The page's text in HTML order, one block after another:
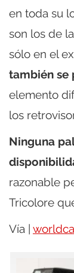
en toda su
son los de
sólo en el
también se
elemento
los
Ninguna
razonable
Tricolore
Vía |